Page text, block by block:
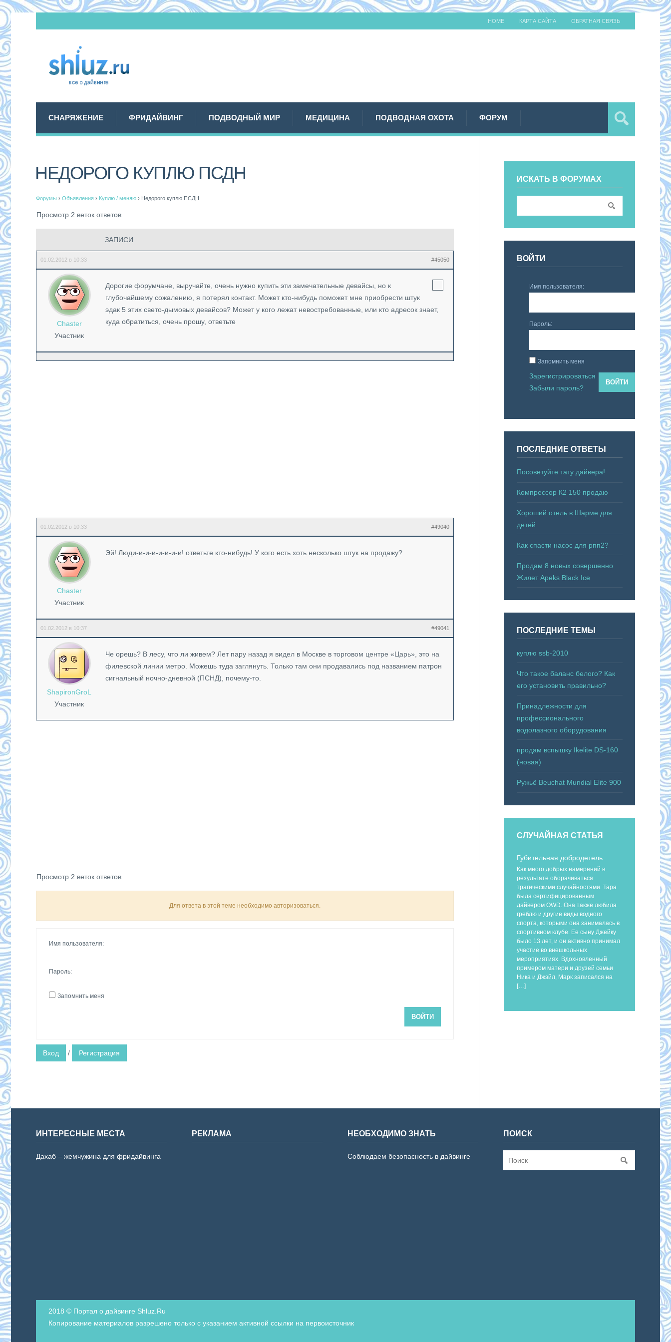
HOME КАРТА САЙТА ОБРАТНАЯ СВЯЗЬ
СНАРЯЖЕНИЕ ФРИДАЙВИНГ ПОДВОДНЫЙ МИР МЕДИЦИНА ПОДВОДНАЯ ОХОТА ФОРУМ
НЕДОРОГО КУПЛЮ ПСДН
Форумы › Объявления › Куплю / меняю › Недорого куплю ПСДН
Просмотр 2 веток ответов
ЗАПИСИ
01.02.2012 в 10:33 #45050
Chaster
Участник
Дорогие форумчане, выручайте, очень нужно купить эти замечательные девайсы, но к
глубочайшему сожалению, я потерял контакт. Может кто-нибудь поможет мне приобрести штук
эдак 5 этих свето-дымовых девайсов? Может у кого лежат невостребованные, или кто адресок знает,
куда обратиться, очень прошу, ответьте
01.02.2012 в 10:33 #49040
Chaster
Участник
Эй! Люди-и-и-и-и-и-и-и! ответьте кто-нибудь! У кого есть хоть несколько штук на продажу?
01.02.2012 в 10:37 #49041
ShapironGroL
Участник
Че орешь? В лесу, что ли живем? Лет пару назад я видел в Москве в торговом центре «Царь», это на
филевской линии метро. Можешь туда заглянуть. Только там они продавались под названием патрон
сигнальный ночно-дневной (ПСНД), почему-то.
Просмотр 2 веток ответов
Для ответа в этой теме необходимо авторизоваться.
Имя пользователя:
Пароль:
Запомнить меня
ВОЙТИ
Вход / Регистрация
ИСКАТЬ В ФОРУМАХ
ВОЙТИ
Имя пользователя:
Пароль:
Запомнить меня
ВОЙТИ
Зарегистрироваться
Забыли пароль?
ПОСЛЕДНИЕ ОТВЕТЫ
Посоветуйте тату дайвера!
Компрессор К2 150 продаю
Хороший отель в Шарме для
детей
Как спасти насос для рпп2?
Продам 8 новых совершенно
Жилет Apeks Black Ice
ПОСЛЕДНИЕ ТЕМЫ
куплю ssb-2010
Что такое баланс белого? Как
его установить правильно?
Принадлежности для
профессионального
водолазного оборудования
продам вспышку Ikelite DS-160
(новая)
Ружьё Beuchat Mundial Elite 900
СЛУЧАЙНАЯ СТАТЬЯ
Губительная добродетель
Как много добрых намерений в
результате оборачиваться
трагическими случайностями. Тара
была сертифицированным
дайвером OWD. Она также любила
греблю и другие виды водного
спорта, которыми она занималась в
спортивном клубе. Ее сыну Джейку
было 13 лет, и он активно принимал
участие во внешкольных
мероприятиях. Вдохновленный
примером матери и друзей семьи
Ника и Джэйл, Марк записался на
[…]
ИНТЕРЕСНЫЕ МЕСТА
Дахаб – жемчужина для фридайвинга
РЕКЛАМА НЕОБХОДИМО ЗНАТЬ
Соблюдаем безопасность в дайвинге
ПОИСК
2018 © Портал о дайвинге Shluz.Ru
Копирование материалов разрешено только с указанием активной ссылки на первоисточник